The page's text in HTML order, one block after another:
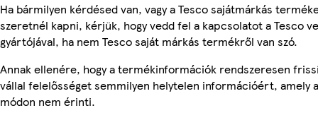
Ha bármilyen kérdésed van, vagy a Tesco sajátmárkás
szeretnél kapni, kérjük, hogy vedd fel a kapcsolatot a Tesco
gyártójával, ha nem Tesco saját márkás termékről van szó.
Annak ellenére, hogy a termékinformációk rendszeresen
vállal felelősséget semmilyen helytelen információért, amely
módon nem érinti.